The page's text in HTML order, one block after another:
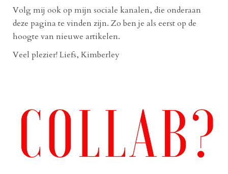
Volg mij ook op mijn sociale kanalen, die onderaan
deze pagina te vinden zijn. Zo ben je als eerst op de
hoogte van nieuwe artikelen.
Veel plezier! Liefs, Kimberley